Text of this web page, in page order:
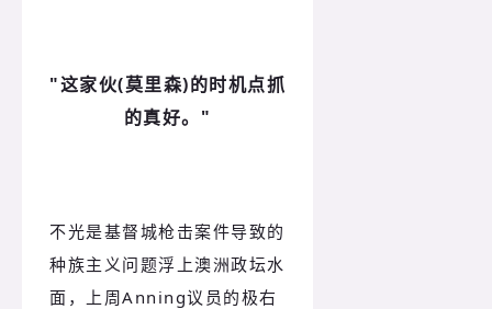
"这家伙(莫里森)的时机点抓
的真好。"
不光是基督城枪击案件导致的
种族主义问题浮上澳洲政坛水
面，上周Anning议员的极右